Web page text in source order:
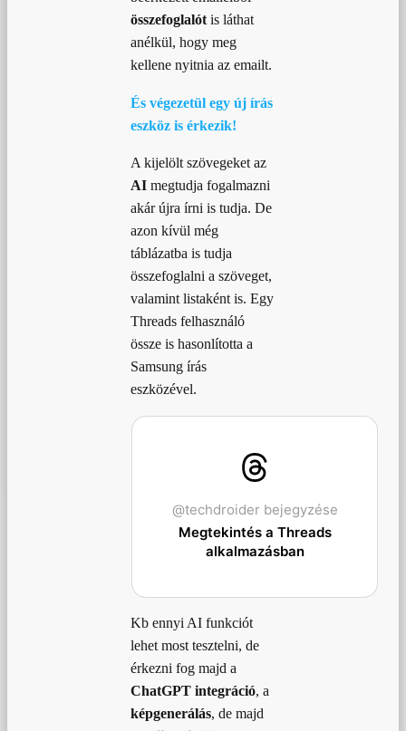
összefoglalótis láthat
anélkül, hogy meg
kellene nyitnia az emailt.
És végezetül egy új írás
eszköz is érkezik!
A kijelölt szövegeket az
AI megtudja fogalmazni
akár újra írni is tudja. De
azon kívül még
táblázatba is tudja
összefoglalni a szöveget,
valamint listaként is. Egy
Threads felhasználó
össze is hasonlította a
Samsung írás
eszközével.
@techdroider bejegyzése
Megtekintés a Threads
alkalmazásban
Kb ennyi AI funkciót
lehet most tesztelni, de
érkezni fog majd a
ChatGPT integráció, a
képgenerálás, de majd